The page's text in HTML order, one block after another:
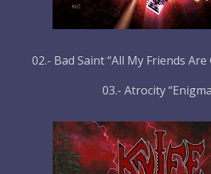
02.- Bad Saint “All My Friends
03.- Atrocity